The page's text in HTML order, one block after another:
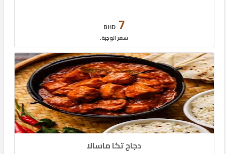
7
BHD
سعر الوجبة.
دجاج تكا ماسالا